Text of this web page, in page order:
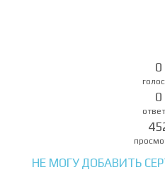
0
0
НЕ МОГУ ДОБАВИТЬ